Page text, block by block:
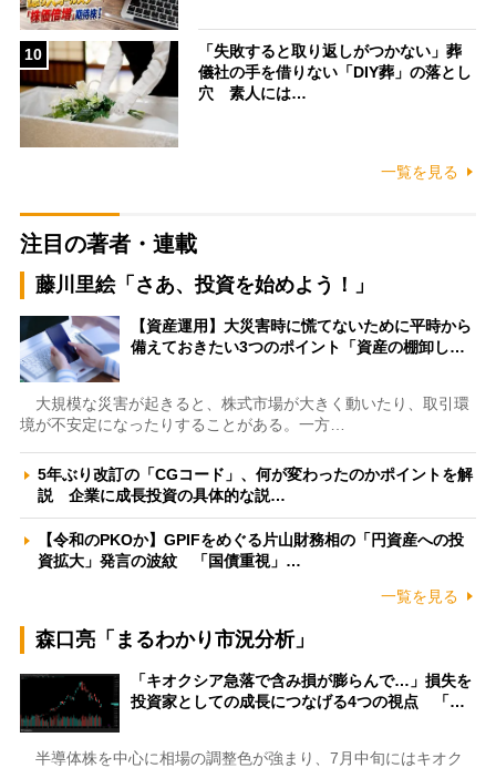
10
「失敗すると取り返しがつかない」葬
儀社の手を借りない「DIY葬」の落とし
穴 素人には…
一覧を見る
注目の著者・連載
藤川里絵「さあ、投資を始めよう！」
【資産運用】大災害時に慌てないために平時から
備えておきたい3つのポイント「資産の棚卸し…
大規模な災害が起きると、株式市場が大きく動いたり、取引環
境が不安定になったりすることがある。一方…
5年ぶり改訂の「CGコード」、何が変わったのかポイントを解
説 企業に成長投資の具体的な説…
【令和のPKOか】GPIFをめぐる片山財務相の「円資産への投
資拡大」発言の波紋 「国債重視」…
一覧を見る
森口亮「まるわかり市況分析」
「キオクシア急落で含み損が膨らんで…」損失を
投資家としての成長につなげる4つの視点 「…
半導体株を中心に相場の調整色が強まり、7月中旬にはキオク